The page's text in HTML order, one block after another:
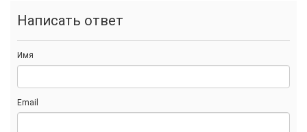
Написать ответ
Имя
Email